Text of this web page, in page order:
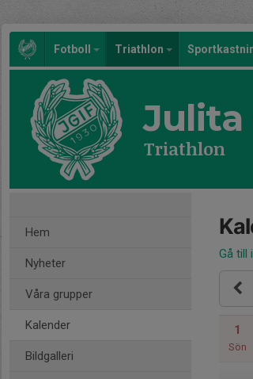
Fotboll Triathlon
Julita
Triathlon
Hem
Nyheter
Våra grupper
Kalender
Bildgalleri
Gå till
1
Sön